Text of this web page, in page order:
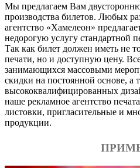
Мы предлагаем Вам
производства билетов. Любых
агентство «Хамелеон»
недорогую услугу стандартной
Так как билет должен иметь не
печати, но и доступную цену.
занимающихся массовыми
скидки на постоянной основе, а
высококвалифицированных
наше рекламное агентство
листовки, пригласительные и
продукции.